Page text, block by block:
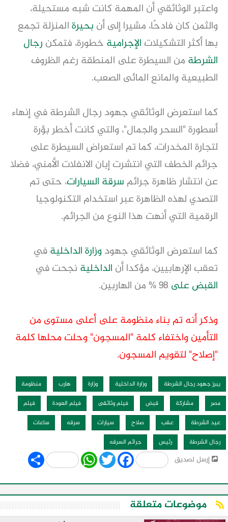
واعتبر الوثائقي أن المهمة كانت شبه مستحيلة،
والثمن كان فادحًا، مشيرا إلى أن بحيرةالمنزلة تجمع
بها أكثر التشكيلات الإجرامية خطورة، فتمكن رجال
الشرطة من السيطرة على المنطقة رغم الظروف
الطبيعية والمانع المائى الصعب.
كما استعرض الوثائقي جهود رجال الشرطة في إنهاء
أسطورة "السحر والجمال"، والتي كانت أخطر بؤرة
لتجارة المخدرات، كما تم استعراض السيطرة على
جرائم الخطف التي انتشرت إبان الانفلات الأمني، فضلا
عن انتشار ظاهرة جرائم سرقة السيارات، حتى تم
التصدي لهذه الظاهرة عبر استخدام التكنولوجيا
الرقمية التي أنهت هذا النوع من الجرائم.
كما استعرض الوثائقي جهودوزارةالداخليةفي
تعقب الإرهابيين، مؤكدا أن الداخلية نجحت في
القبض على
وذكر أنه تم بناء منظومة على أعلى مستوى من
التأمين واختفاء كلمة "المسجون" وحلت محلها كلمة
"إصلاح" لتقويم المسجون.
يبرز جهود رجال الشرطة وزارة الداخلية وزارة هارب
منظومة
مصر
مشاركة قبض فيلم وثائقى فيلم العودة
فيلم
عيد الشرطة
عقب صلاح سيارات سرقه
ساعات
رجال الشرطة
رئيس جرائم السرقه
إرسل لصديق Share WhatsApp
Twitter Facebook
موضوعات متعلقة